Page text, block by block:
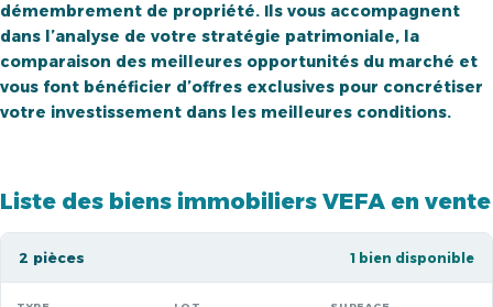
démembrement de propriété. Ils vous accompagnent
dans l’analyse de votre stratégie patrimoniale, la
comparaison des meilleures opportunités du marché et
vous font bénéficier d’offres exclusives pour concrétiser
votre investissement dans les meilleures conditions.
Liste des biens immobiliers VEFA en vente
2 pièces 1 bien disponible